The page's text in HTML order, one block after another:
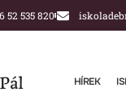
52 535 820
HÍREK